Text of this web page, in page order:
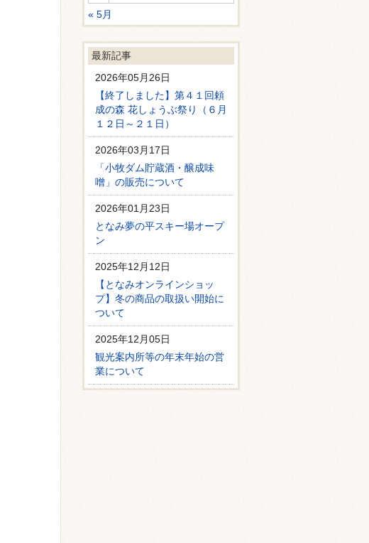
« 5月
最新記事
2026年05月26日
【終了しました】第４１回頼
成の森 花しょうぶ祭り（６月
１２日～２１日）
2026年03月17日
「小牧ダム貯蔵酒・醸成味
噌」の販売について
2026年01月23日
となみ夢の平スキー場オープ
ン
2025年12月12日
【となみオンラインショッ
プ】冬の商品の取扱い開始に
ついて
2025年12月05日
観光案内所等の年末年始の営
業について